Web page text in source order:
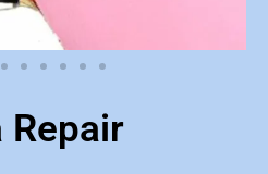
Repair